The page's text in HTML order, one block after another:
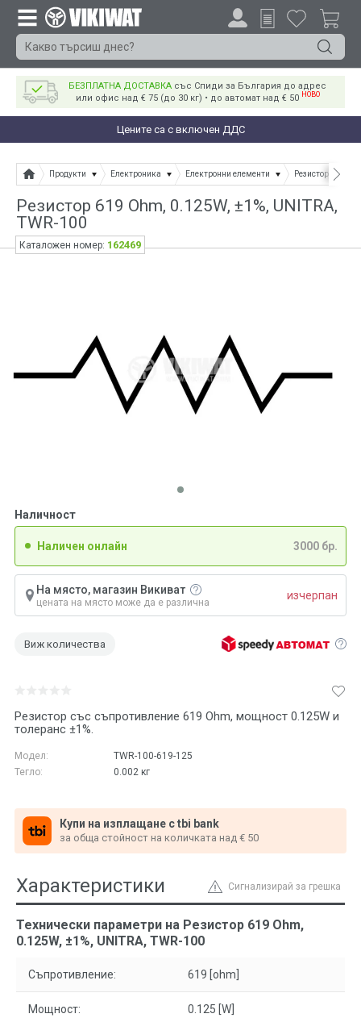
БЕЗПЛАТНА ДОСТАВКА със Спиди за България до адрес
или офис над € 75 (до 30 кг) • до автомат над € 50 НОВО
Цените са с включен ДДС
Продукти Електроника Електронни елементи Резистори
Резистор 619 Ohm, 0.125W, ±1%, UNITRA,
ТWR-100
Резистор със съпротивление 619 Ohm, мощност 0.125W и
толеранс ±1%.
Модел:
ТWR-100-619-125
Тегло:
0.002 кг
Купи на изплащане с tbi bank
за обща стойност на количката над € 50
Наличност
Наличен онлайн 3000 бр.
На място, магазин Викиват
цената на място може да е различна
изчерпан
Виж количества
Каталожен номер: 162469
Сигнализирай за грешка
Характеристики
Технически параметри на Резистор 619 Ohm,
0.125W, ±1%, UNITRA, ТWR-100
Съпротивление: 619 [ohm]
Мощност: 0.125 [W]